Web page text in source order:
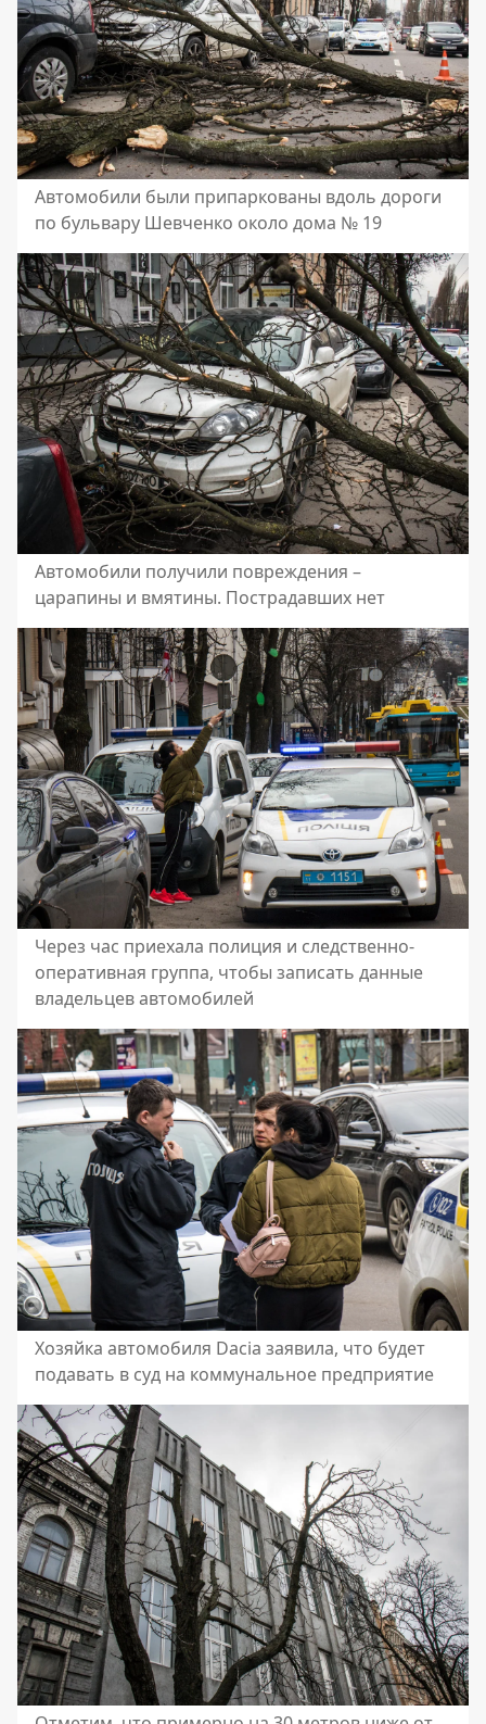
Автомобили были припаркованы вдоль дороги
по бульвару Шевченко около дома № 19
Автомобили получили повреждения –
царапины и вмятины. Пострадавших нет
Через час приехала полиция и следственно-
оперативная группа, чтобы записать данные
владельцев автомобилей
Хозяйка автомобиля Dacia заявила, что будет
подавать в суд на коммунальное предприятие